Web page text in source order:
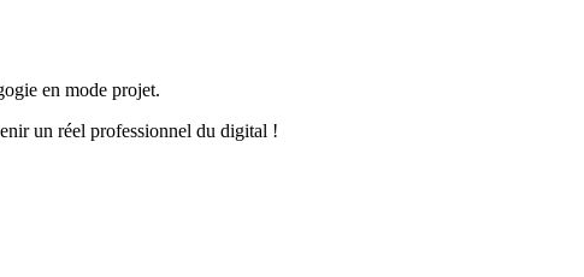
en mode projet.
un réel professionnel du digital !